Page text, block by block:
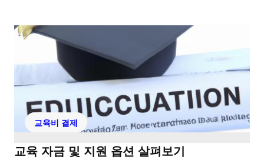
교육비 결제
교육 자금 및 지원 옵션 살펴보기